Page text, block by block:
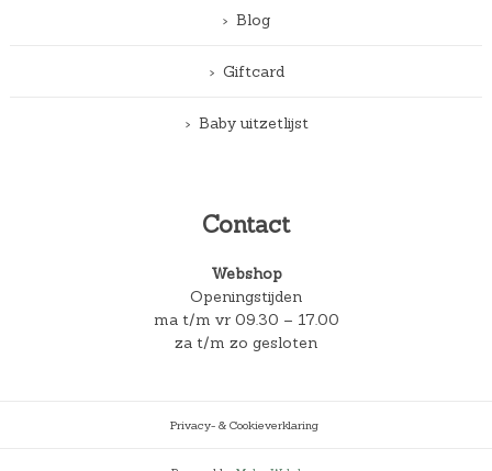
Blog
Giftcard
Baby uitzetlijst
Contact
Webshop
Openingstijden
ma t/m vr 09.30 – 17.00
za t/m zo gesloten
Privacy- & Cookieverklaring